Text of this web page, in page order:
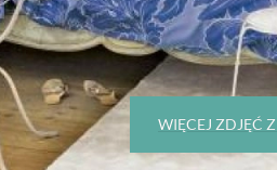
WIĘCEJ ZDJĘĆ Z